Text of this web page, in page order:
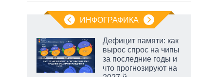
ИНФОГРАФИКА
Дефицит памяти: как
вырос спрос на чипы
за последние годы и
что прогнозируют на